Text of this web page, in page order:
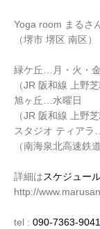
Yoga room まるさ
（堺市 堺区 南区）
緑ケ丘…月・火・
（JR 阪和線 上野芝
旭ヶ丘…水曜日
（JR 阪和線 上野芝
スタジオ ティアラ
（南海泉北高速鉄
詳細はスケジュー
http://
tel : 090-7363-9041